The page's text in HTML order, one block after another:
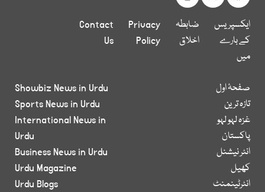
ایکسپریس
کے بارے
میں
ضابطہ
اخلاق
Privacy
Policy
Contact
Us
صفحۂ اول
تازہ ترین
غزہ لہو لہو
پاکستان
انٹر نیشنل
کھیل
انٹرٹینمنٹ
Showbiz News in Urdu
Sports News in Urdu
International News in
Urdu
Business News in Urdu
Urdu Magazine
Urdu Blogs